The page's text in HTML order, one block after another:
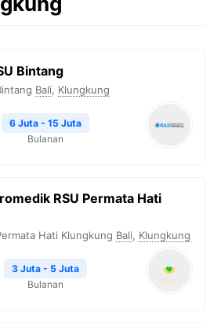
Bintang
Bali, Klungkung
6 Juta - 15 Juta
Bulanan
RSU Permata Hati
Hati Klungkung Bali, Klungkung
3 Juta - 5 Juta
Bulanan